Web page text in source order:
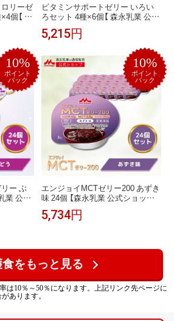
リーゼ
個【 森
食 ハ
ネルギ
菓子 高
質 介護
も みか
ト
ビタミンサポートゼリー いろい
ろセット 4種×6個【 森永乳業 公
式】 介護食 24個 嚥下食 ゼリー ビ
タミン カルシウム 鉄 亜鉛 マスカ
ット パイナップル みかん はちみ
つレモン シールド乳酸菌 食物繊
維 エネルギー 特別用途食品 やわ
らか食 おやつ スイーツ 柔らかい
5,215円
10%
ポイント
バック
ー ぶ
業 公式
いし
カロリ
10%
ポイント
バック
エンジョイMCTゼリー200 あずき
味 24個 【森永乳業 公式ショップ】
介護食 ゼリー MCT あずき 中鎖脂
肪酸 カルニチン 長期保存 おいし
ー菓子 高カロリーゼリー やわら
か食 おやつ スイーツ やわらか 柔
らかい
5,734円
をもっと見る
は10％～50％になります。上記リンク先ページに
あります。